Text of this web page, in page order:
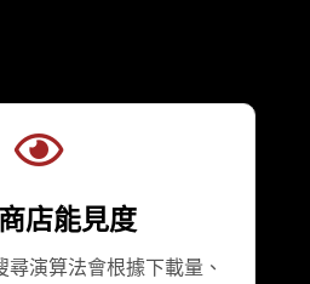
店能見度
尋演算法會根據下載量、